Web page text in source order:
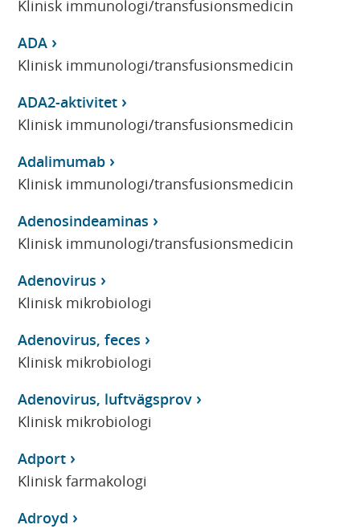
Klinisk immunologi/transfusionsmedicin
ADA
Klinisk immunologi/transfusionsmedicin
ADA2-aktivitet
Klinisk immunologi/transfusionsmedicin
Adalimumab
Klinisk immunologi/transfusionsmedicin
Adenosindeaminas
Klinisk immunologi/transfusionsmedicin
Adenovirus
Klinisk mikrobiologi
Adenovirus, feces
Klinisk mikrobiologi
Adenovirus, luftvägsprov
Klinisk mikrobiologi
Adport
Klinisk farmakologi
Adroyd